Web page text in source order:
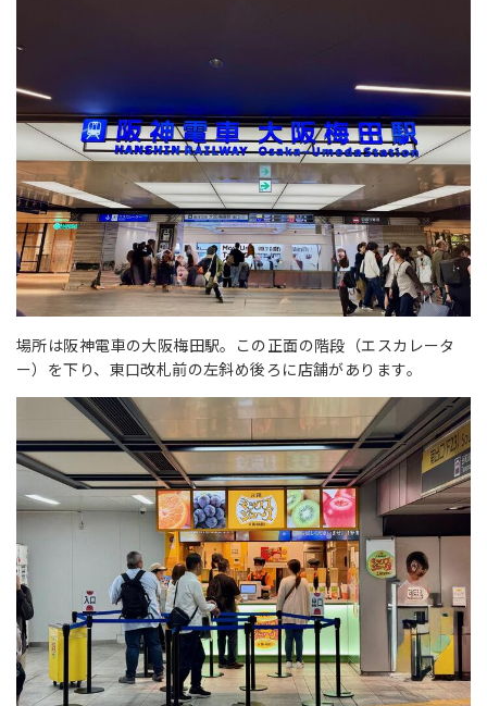
場所は阪神電車の大阪梅田駅。この正面の階段（エスカレータ
ー）を下り、東口改札前の左斜め後ろに店舗があります。